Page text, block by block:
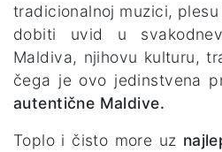
tradicionalnoj muzici,
dobiti uvid u
Maldiva, njihovu kulturu,
čega je ovo jedinstvena
autentične Maldive.
Toplo i čisto more uz